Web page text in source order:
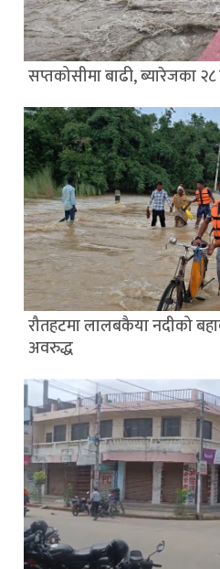
सप्तकोसीमा बाढी, ब्यारेजका
रौतहटमा लालबकैया नदीको
अवरुद्ध